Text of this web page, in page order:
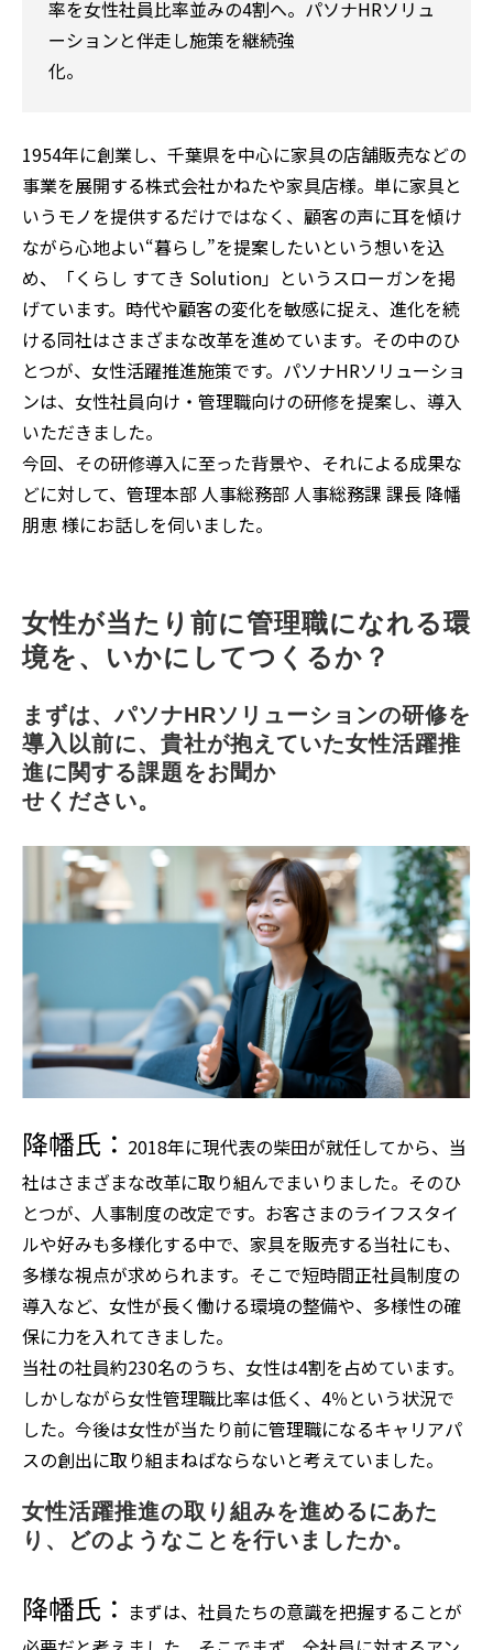
率を女性社員比率並みの4割へ。パソナHRソリュ
ーションと伴走し施策を継続強
化。
1954年に創業し、千葉県を中心に家具の店舗販売などの
事業を展開する株式会社かねたや家具店様。単に家具と
いうモノを提供するだけではなく、顧客の声に耳を傾け
ながら心地よい“暮らし”を提案したいという想いを込
め、「くらし すてき Solution」というスローガンを掲
げています。時代や顧客の変化を敏感に捉え、進化を続
ける同社はさまざまな改革を進めています。その中のひ
とつが、女性活躍推進施策です。パソナHRソリューショ
ンは、女性社員向け・管理職向けの研修を提案し、導入
いただきました。
今回、その研修導入に至った背景や、それによる成果な
どに対して、管理本部 人事総務部 人事総務課 課長 降幡
朋恵 様にお話しを伺いました。
女性が当たり前に管理職になれる環
境を、いかにしてつくるか？
まずは、パソナHRソリューションの研修を
導入以前に、貴社が抱えていた女性活躍推
進に関する課題をお聞か
せください。
降幡氏： 2018年に現代表の柴田が就任してから、当
社はさまざまな改革に取り組んでまいりました。そのひ
とつが、人事制度の改定です。お客さまのライフスタイ
ルや好みも多様化する中で、家具を販売する当社にも、
多様な視点が求められます。そこで短時間正社員制度の
導入など、女性が長く働ける環境の整備や、多様性の確
保に力を入れてきました。
当社の社員約230名のうち、女性は4割を占めています。
しかしながら女性管理職比率は低く、4％という状況で
した。今後は女性が当たり前に管理職になるキャリアパ
スの創出に取り組まねばならないと考えていました。
女性活躍推進の取り組みを進めるにあた
り、どのようなことを行いましたか。
降幡氏： まずは、社員たちの意識を把握することが